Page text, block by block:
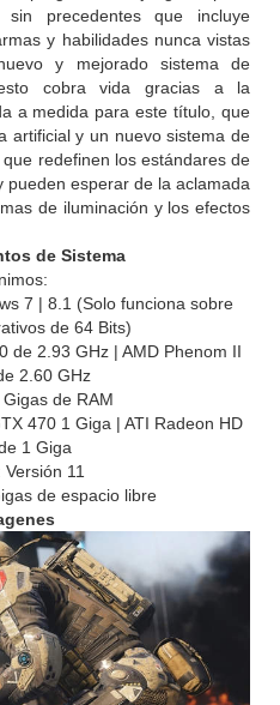
precedentes que incluye
y habilidades nunca vistas
y mejorado sistema de
cobra vida gracias a la
a medida para este título, que
artificial y un nuevo sistema de
redefinen los estándares de
pueden esperar de la aclamada
de iluminación y los efectos
de Sistema
7 | 8.1 (Solo funciona sobre
de 64 Bits)
de 2.93 GHz | AMD Phenom II
2.60 GHz
de RAM
470 1 Giga | ATI Radeon HD
1 Giga
Versión 11
de espacio libre